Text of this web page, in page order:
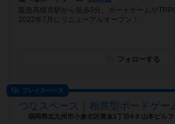
阪急高槻市駅から徒歩3分、ボードゲームや
2022年7月にリニューアルオープン！
フォローする
プレイスペース
福岡県北九州市小倉北区黄金1丁目4-9 山本ビル